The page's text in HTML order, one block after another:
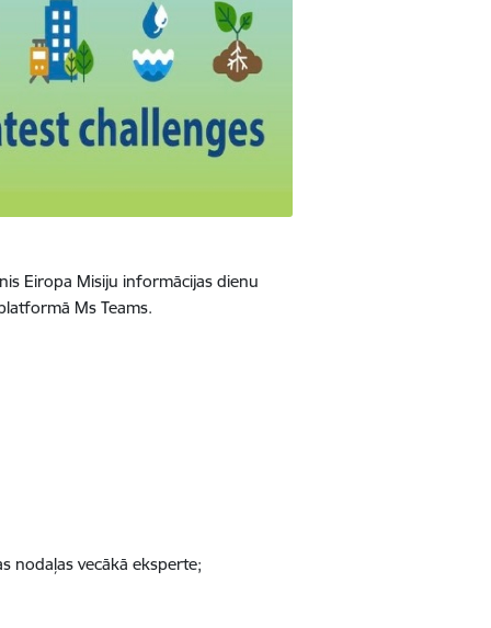
Eiropa Misiju informācijas dienu
Ms Teams.
nodaļas vecākā eksperte;